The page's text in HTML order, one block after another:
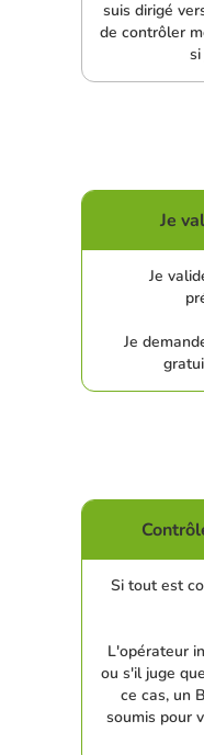
suis dirigé
de contrôler
Je
Je
Je
Si tout est
L'opérateur
ou s'il juge
ce cas, un
soumis pour